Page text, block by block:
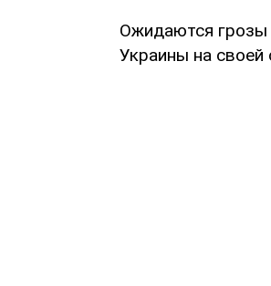
Ожидаются грозы
Украины на своей